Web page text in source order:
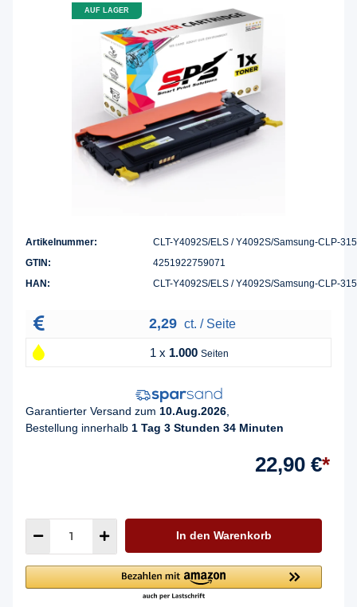
AUF LAGER
Artikelnummer:
CLT-Y4092S/ELS / Y4092S/Samsung-CLP-
GTIN:
4251922759071
HAN:
CLT-Y4092S/ELS / Y4092S/Samsung-CLP-
2,29 ct. / Seite
1 x 1.000 Seiten
Garantierter Versand zum 10.Aug.2026
Bestellung innerhalb 1 Tag 3 Stunden 34 Minuten
22,90 €*
In den Warenkorb